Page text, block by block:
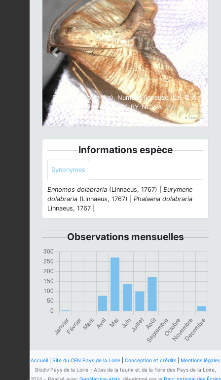
Phalène linéolée (La), Numérie ligneuse (La) © A.
Horellou - CC BY-NC-SA
Previous Next
Informations espèce
Synonymes
Ennomos dolabraria (Linnaeus, 1767) | Eurymene
dolabraria (Linnaeus, 1767) | Phalaena dolabraria
Linnaeus, 1767 |
Observations mensuelles
Accueil Site du CEN Pays de la Loire Conception et crédits
Mentions légales
Biodiv'Pays de la Loire - Atlas de la faune et de la flore des Pays de la Loire,